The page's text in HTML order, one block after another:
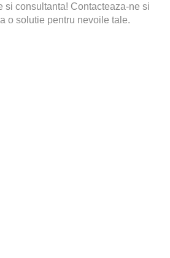
si consultanta! Contacteaza-ne si
o solutie pentru nevoile tale.